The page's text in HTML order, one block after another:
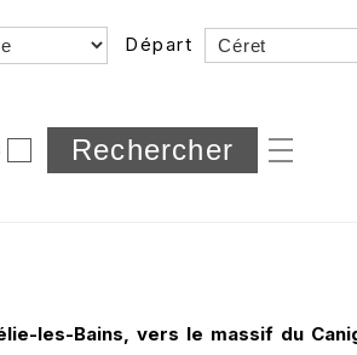
Départ
et sous-dossiers
les-Bains, vers le massif du